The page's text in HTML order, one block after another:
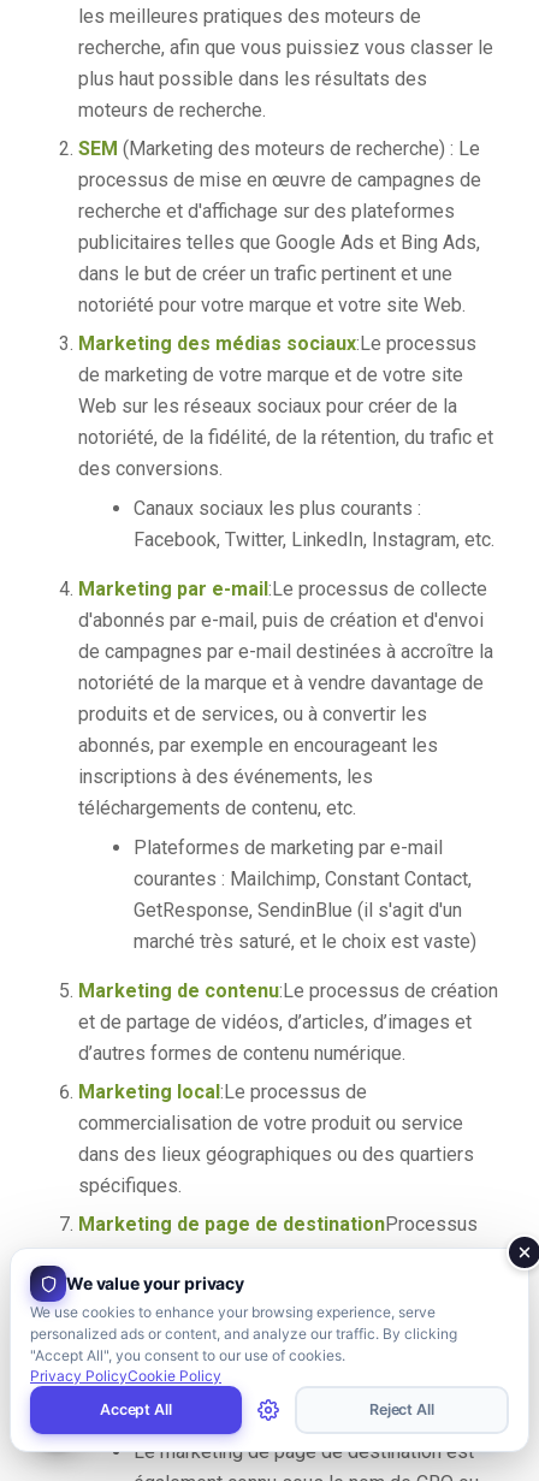
les meilleures pratiques des moteurs de
recherche, afin que vous puissiez vous classer le
plus haut possible dans les résultats des
moteurs de recherche.
SEM (Marketing des moteurs de recherche) : Le
processus de mise en œuvre de campagnes de
recherche et d'affichage sur des plateformes
publicitaires telles que Google Ads et Bing Ads,
dans le but de créer un trafic pertinent et une
notoriété pour votre marque et votre site Web.
Marketing des médias sociaux:Le processus
de marketing de votre marque et de votre site
Web sur les réseaux sociaux pour créer de la
notoriété, de la fidélité, de la rétention, du trafic et
des conversions.
Canaux sociaux les plus courants :
Facebook, Twitter, LinkedIn, Instagram, etc.
Marketing par e-mail :Le processus de collecte
d'abonnés par e-mail, puis de création et d'envoi
de campagnes par e-mail destinées à accroître la
notoriété de la marque et à vendre davantage de
produits et de services, ou à convertir les
abonnés, par exemple en encourageant les
inscriptions à des événements, les
téléchargements de contenu, etc.
Plateformes de marketing par e-mail
courantes : Mailchimp, Constant Contact,
GetResponse, SendinBlue (il s'agit d'un
marché très saturé, et le choix est vaste)
Marketing de contenu:Le processus de création
et de partage de vidéos, d’articles, d’images et
d’autres formes de contenu numérique.
Marketing local :Le processus de
commercialisation de votre produit ou service
dans des lieux géographiques ou des quartiers
spécifiques.
Marketing de page de destinationProcessus
de création de pages de destination hautement
ciblées et de redirection de trafic vers ces pages
selon des critères prédéfinis. L'objectif principal
de ces pages est d'inciter les visiteurs à rester
plus longtemps sur votre site et à effectuer des
conversions (achat, inscription, etc.).
Le marketing de page de destination est
We value your privacy
We use cookies to enhance your browsing experience, serve
personalized ads or content, and analyze our traffic. By clicking
"Accept All", you consent to our use of cookies.
Privacy PolicyCookie Policy
Accept All
Reject All